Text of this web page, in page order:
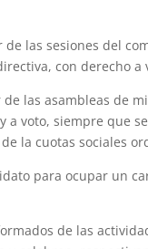
de las sesiones del
con derecho a
de las asambleas de
a voto, siempre que
la cuotas sociales
para ocupar un
de las